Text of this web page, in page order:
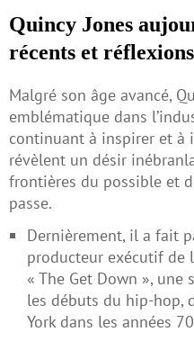
Quincy Jones
récents et
Malgré son âge avancé,
emblématique dans
continuant à inspirer et à
révèlent un désir
frontières du possible et
passe.
Dernièrement, il a fait
producteur exécutif de
« The Get Down »,
les débuts du hip-hop,
York dans les années